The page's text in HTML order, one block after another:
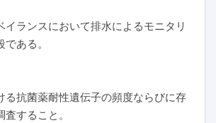
イランスにおいて排水によるモニタリ
ある。
る抗菌薬耐性遺伝子の頻度ならびに存
すること。